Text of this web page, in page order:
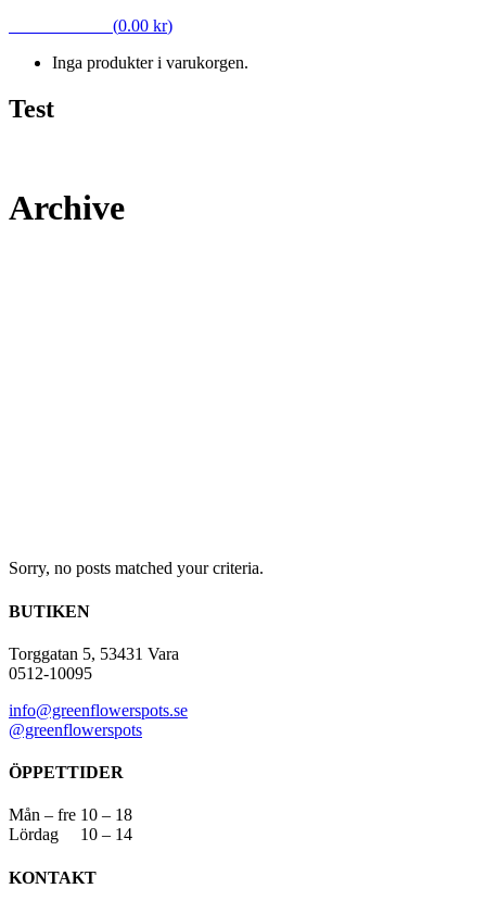
(0.00 kr)
Inga produkter i varukorgen.
Test
Archive
Sorry, no posts matched your criteria.
BUTIKEN
Torggatan 5, 53431 Vara
0512-10095
info@greenflowerspots.se
@greenflowerspots
ÖPPETTIDER
Mån – fre 10 – 18
Lördag 10 – 14
KONTAKT